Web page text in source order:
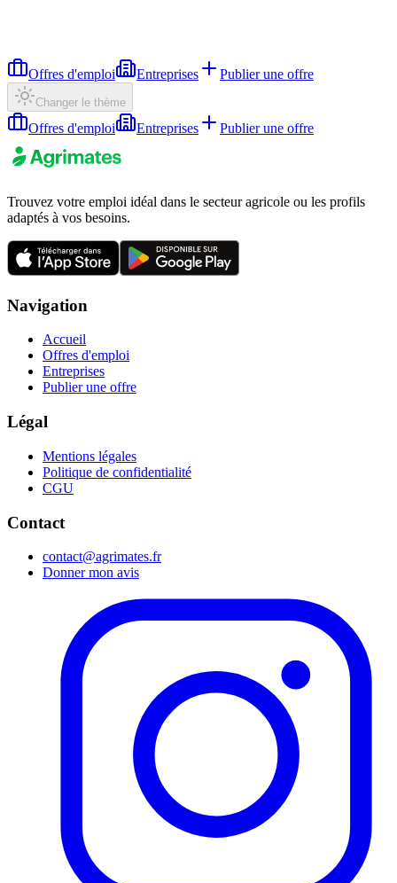
Offres d'emploi Entreprises Publier une offre
Changer le thème
Offres d'emploi Entreprises Publier une offre
Trouvez votre emploi idéal dans le secteur agricole ou les profils
adaptés à vos besoins.
Navigation
Accueil
Offres d'emploi
Entreprises
Publier une offre
Légal
Mentions légales
Politique de confidentialité
CGU
Contact
contact@agrimates.fr
Donner mon avis